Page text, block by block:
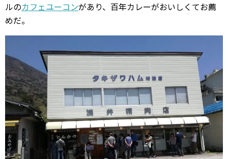
ルのカフェユーコンがあり、百年カレーがおいしくてお薦
めだ。